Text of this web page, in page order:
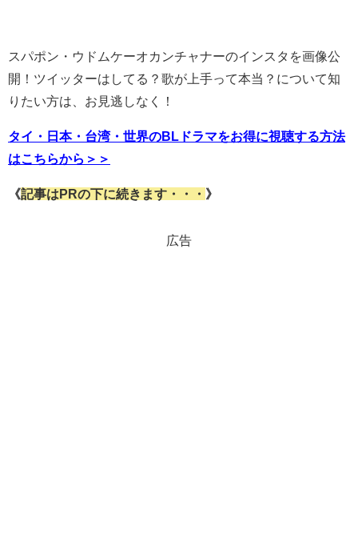
スパポン・ウドムケーオカンチャナーのインスタを画像公
開！ツイッターはしてる？歌が上手って本当？について知
りたい方は、お見逃しなく！
タイ・日本・台湾・世界のBLドラマをお得に視聴する方法
はこちらから＞＞
《記事はPRの下に続きます・・・ 》
広告